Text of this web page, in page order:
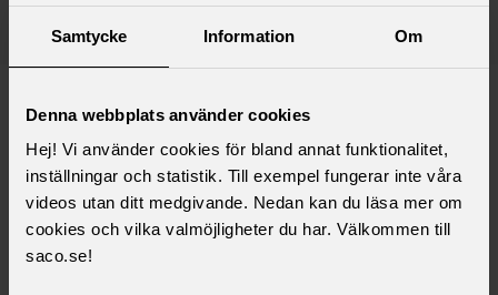
Samtycke Information Om
Denna webbplats använder cookies
Hej! Vi använder cookies för bland annat funktionalitet,
inställningar och statistik. Till exempel fungerar inte våra
videos utan ditt medgivande. Nedan kan du läsa mer om
cookies och vilka valmöjligheter du har. Välkommen till
saco.se!
Start > Trustee > Local union work > Local unions >
Akademikerföreningen at Scania and TRATON
Contact
Contact us
Please get in touch with us with questions
and queries, we are here for you. Drop by our
office at STC, you find us in building 117, next
to the conference room B117 03.